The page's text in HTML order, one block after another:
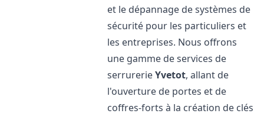
et le dépannage de systèmes de
sécurité pour les particuliers et
les entreprises. Nous offrons
une gamme de services de
serrurerieYvetot, allant de
l'ouverture de portes et de
coffres-forts à la création de clés